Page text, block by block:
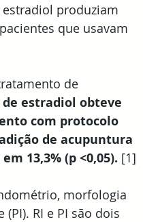
produziam
que usavam
de
estradiol obteve
com protocolo
de acupuntura
13,3% (p <0,05). [1]
morfologia
RI e PI são dois